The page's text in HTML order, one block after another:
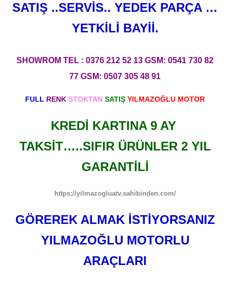
SATIŞ ..SERVİS.. YEDEK PARÇA …
YETKİLİ BAYİİ.
SHOWROM TEL : 0376 212 52 13 GSM: 0541 730 82
77 GSM: 0507 305 48 91
FULL RENK STOKTAN SATIŞ YILMAZOĞLU MOTOR
KREDİ KARTINA 9 AY
TAKSİT…..SIFIR ÜRÜNLER 2 YIL
GARANTİLİ
https://yilmazogluatv.sahibinden.com/
GÖREREK ALMAK İSTİYORSANIZ
YILMAZOĞLU MOTORLU
ARAÇLARI